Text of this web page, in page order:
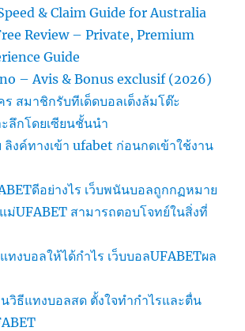
& Claim Guide for Australia
Review – Private, Premium
Guide
– Avis & Bonus exclusif (2026)
สมาชิกรับทีเด็ดบอลเต็งล้มโต๊ะ
ะลึกโดยเซียนชั้นนำ
ลิงค์ทางเข้า ufabet ก่อนกดเข้าใช้งาน
ดีอย่างไร เว็บพนันบอลถูกกฏหมาย
ม่UFABET สามารถตอบโจทย์ในสิ่งที่
ทงบอลให้ได้กำไร เว็บบอลUFABETผล
วิธีแทงบอลสด ตั้งใจทำกำไรและตื่น